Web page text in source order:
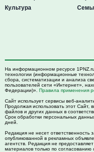
Культура
На информационном ресурсе
технологии (информационные
сбора, систематизации и анализа
пользователей сети «Интернет»,
Федерации)». Правила применения
Сайт использует сервисы веб-
Продолжая использовать этот Сайт,
файлов и других данных в
Срок обработки персональных
дней.
Редакция не несет ответственность
опубликованной в рекламных
агентств. Редакция не
материалов только по согласованию